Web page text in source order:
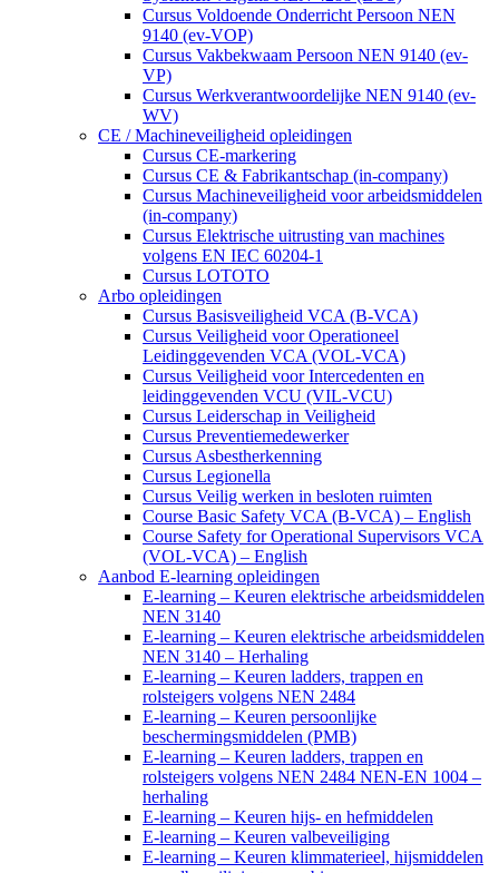
Cursus Voldoende Onderricht Persoon NEN
9140 (ev-VOP)
Cursus Vakbekwaam Persoon NEN 9140 (ev-
VP)
Cursus Werkverantwoordelijke NEN 9140 (ev-
WV)
CE / Machineveiligheid opleidingen
Cursus CE-markering
Cursus CE & Fabrikantschap (in-company)
Cursus Machineveiligheid voor arbeidsmiddelen
(in-company)
Cursus Elektrische uitrusting van machines
volgens EN IEC 60204-1
Cursus LOTOTO
Arbo opleidingen
Cursus Basisveiligheid VCA (B-VCA)
Cursus Veiligheid voor Operationeel
Leidinggevenden VCA (VOL-VCA)
Cursus Veiligheid voor Intercedenten en
leidinggevenden VCU (VIL-VCU)
Cursus Leiderschap in Veiligheid
Cursus Preventiemedewerker
Cursus Asbestherkenning
Cursus Legionella
Cursus Veilig werken in besloten ruimten
Course Basic Safety VCA (B-VCA) – English
Course Safety for Operational Supervisors VCA
(VOL-VCA) – English
Aanbod E-learning opleidingen
E-learning – Keuren elektrische arbeidsmiddelen
NEN 3140
E-learning – Keuren elektrische arbeidsmiddelen
NEN 3140 – Herhaling
E-learning – Keuren ladders, trappen en
rolsteigers volgens NEN 2484
E-learning – Keuren persoonlijke
beschermingsmiddelen (PMB)
E-learning – Keuren ladders, trappen en
rolsteigers volgens NEN 2484 NEN-EN 1004 –
herhaling
E-learning – Keuren hijs- en hefmiddelen
E-learning – Keuren valbeveiliging
E-learning – Keuren klimmaterieel, hijsmiddelen